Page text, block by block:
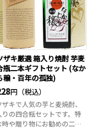
ザキ厳選 箱入り焼酎 芋麦
瓶二本ギフトセット (なか
穣・百年の孤独)
円（税込）
ザキで人気の芋と麦焼酎、
りの四合瓶セットです。特
時や贈り物にお勧めの二本